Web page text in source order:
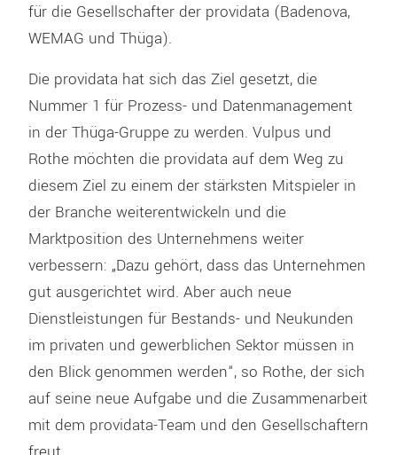
für die Gesellschafter der providata (Badenova,
WEMAG und Thüga).
Die providata hat sich das Ziel gesetzt, die
Nummer 1 für Prozess- und Datenmanagement
in der Thüga-Gruppe zu werden. Vulpus und
Rothe möchten die providata auf dem Weg zu
diesem Ziel zu einem der stärksten Mitspieler in
der Branche weiterentwickeln und die
Marktposition des Unternehmens weiter
verbessern: „Dazu gehört, dass das Unternehmen
gut ausgerichtet wird. Aber auch neue
Dienstleistungen für Bestands- und Neukunden
im privaten und gewerblichen Sektor müssen in
den Blick genommen werden“, so Rothe, der sich
auf seine neue Aufgabe und die Zusammenarbeit
mit dem providata-Team und den Gesellschaftern